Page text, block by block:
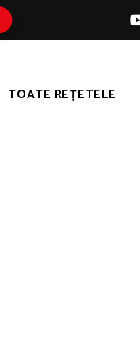
TOATE REȚETELE